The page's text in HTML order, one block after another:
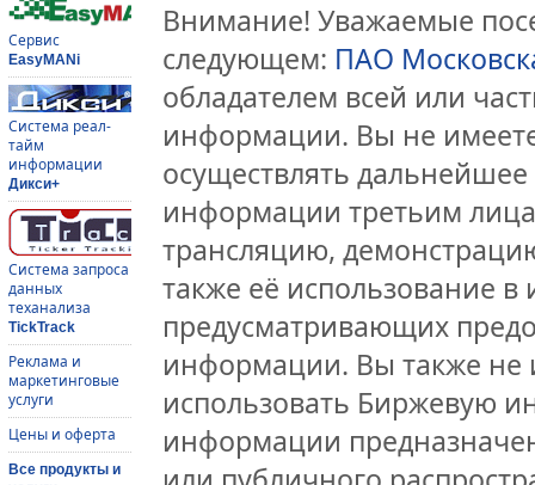
Сервис
EasyMANi
Система реал-
тайм
информации
Дикси+
Система запроса
данных
теханализа
TickTrack
Реклама и
маркетинговые
услуги
Цены и оферта
Все продукты и
Внимание! Уважаемые
следующем: ПАО
обладателем всей или
информации. Вы не
осуществлять
информации третьим
трансляцию,
также её использование
предусматривающих
информации. Вы также не
использовать Биржевую
информации